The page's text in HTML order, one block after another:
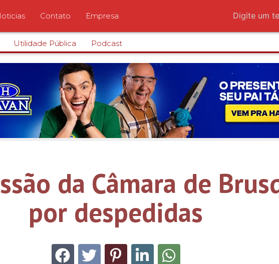
Contato Empresa
Utilidade Pública Podcast
da Câmara de
por despedidas